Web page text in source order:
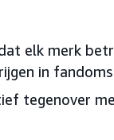
elk merk
in fandoms
tegenover